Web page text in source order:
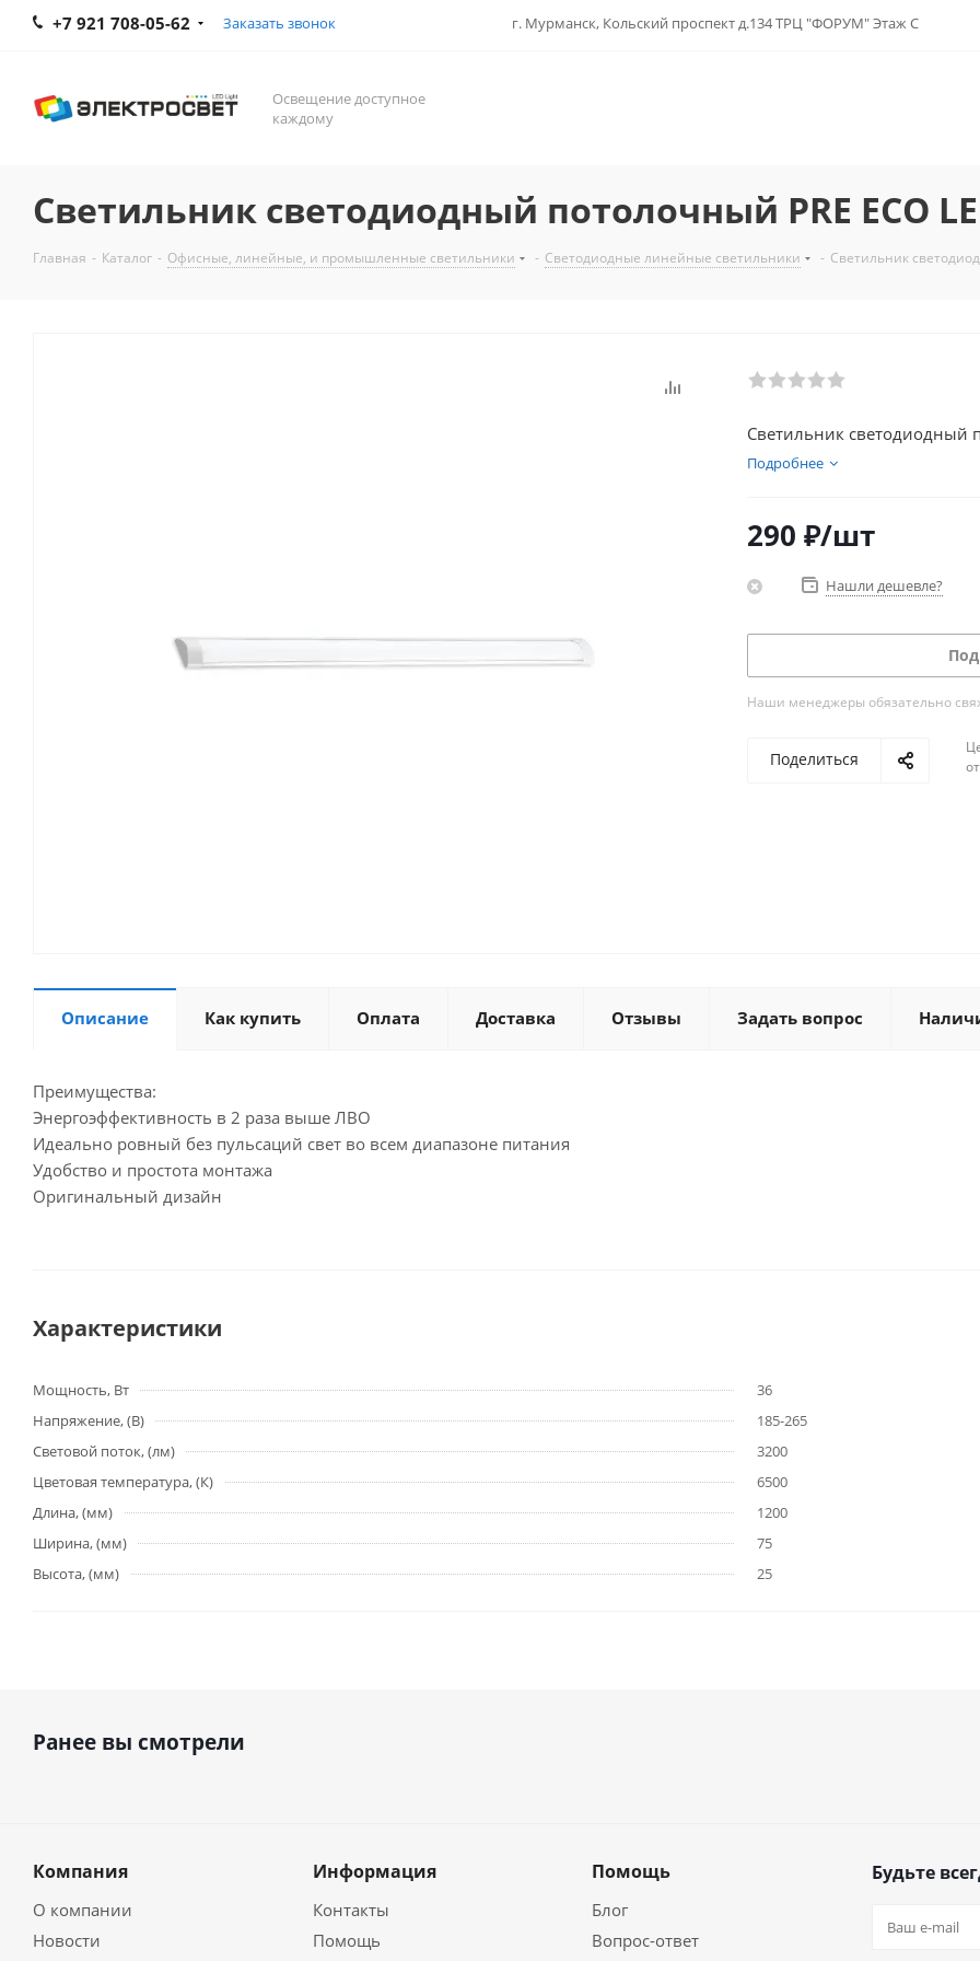
+7 921 708-05-62 Заказать звонок г. Мурманск, Кольский проспект д.134 ТРЦ "ФОРУМ" Этаж С
Освещение доступное
каждому
Светильник светодиодный потолочный PRE ECO
Главная - Каталог - Офисные, линейные, и промышленные светильники - Светодиодные линейные светильники - Светильник
Светильник светодиодный
Подробнее
290 ₽/шт
Нашли дешевле?
Наши менеджеры обязательно
Поделиться
Описание Как купить Оплата Доставка Отзывы Задать вопрос
Преимущества:
Энергоэффективность в 2 раза выше ЛВО
Идеально ровный без пульсаций свет во всем диапазоне питания
Удобство и простота монтажа
Оригинальный дизайн
Характеристики
Мощность, Вт
36
Напряжение, (В)
185-265
Световой поток, (лм)
3200
Цветовая температура, (К)
6500
Длина, (мм)
1200
Ширина, (мм)
75
Высота, (мм)
25
Ранее вы смотрели
Компания
О компании
Новости
Информация
Контакты
Помощь
Помощь
Блог
Вопрос-ответ
Будьте